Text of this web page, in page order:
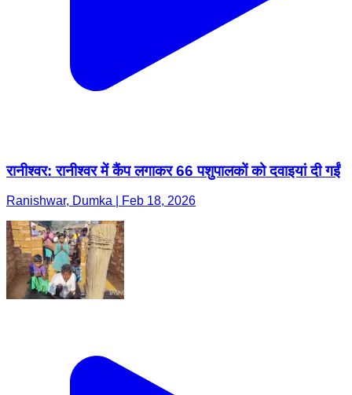
रानीश्वर: रानीश्वर में कैंप लगाकर 66 पशुपालकों को दवाइयां दी गईं
Ranishwar, Dumka | Feb 18, 2026